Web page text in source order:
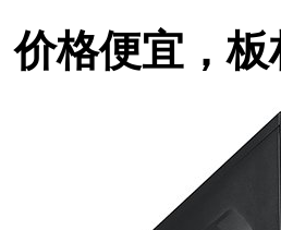
价格便宜，板